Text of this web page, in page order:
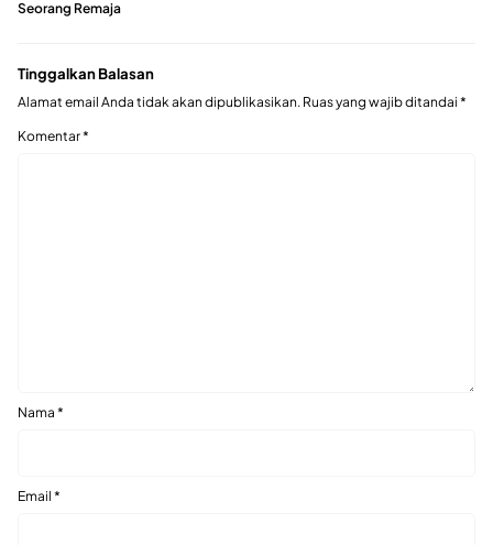
Seorang Remaja
Tinggalkan Balasan
Alamat email Anda tidak akan dipublikasikan. Ruas yang wajib ditandai *
Komentar*
Nama *
Email *